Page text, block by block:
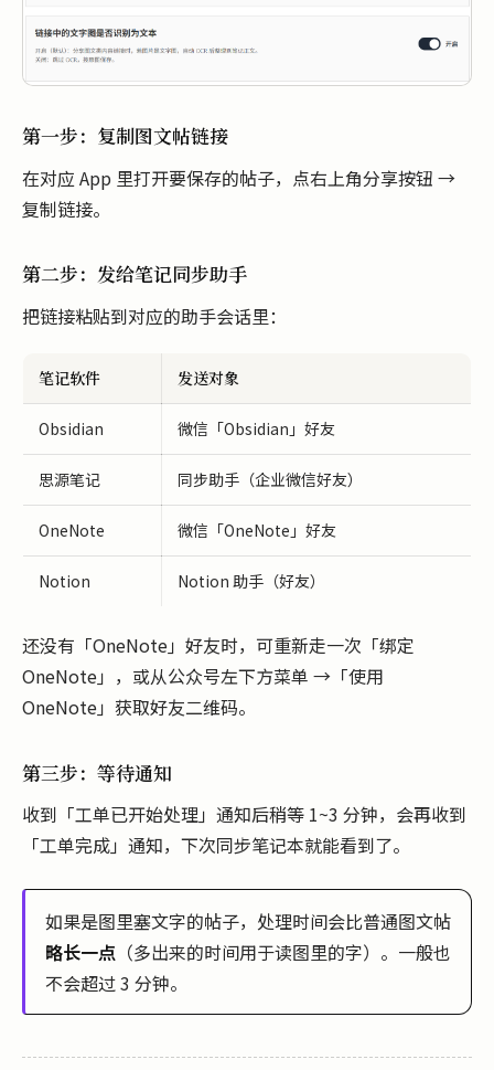
第一步：复制图文帖链接
在对应 App 里打开要保存的帖子，点右上角分享按钮 →
复制链接。
第二步：发给笔记同步助手
把链接粘贴到对应的助手会话里：
笔记软件 发送对象
Obsidian 微信「Obsidian」好友
思源笔记 同步助手（企业微信好友）
OneNote 微信「OneNote」好友
Notion Notion 助手（好友）
还没有「OneNote」好友时，可重新走一次「绑定
OneNote」，或从公众号左下方菜单 →「使用
OneNote」获取好友二维码。
第三步：等待通知
收到「工单已开始处理」通知后稍等 1~3 分钟，会再收到
「工单完成」通知，下次同步笔记本就能看到了。
如果是图里塞文字的帖子，处理时间会比普通图文帖
略长一点 （多出来的时间用于读图里的字）。一般也
不会超过 3 分钟。